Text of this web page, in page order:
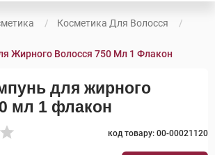
Косметика Для Волосся
Жирного Волосся 750 Мл 1 Флакон
для жирного
мл 1 флакон
код товару: 00-00021120